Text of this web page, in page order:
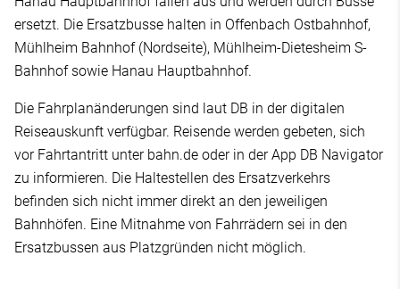
ersetzt. Die Ersatzbusse halten in Offenbach Ostbahnhof,
Mühlheim Bahnhof (Nordseite), Mühlheim-Dietesheim S-
Bahnhof sowie Hanau Hauptbahnhof.
Die Fahrplanänderungen sind laut DB in der digitalen
Reiseauskunft verfügbar. Reisende werden gebeten, sich
vor Fahrtantritt unter bahn.de oder in der App DB Navigator
zu informieren. Die Haltestellen des Ersatzverkehrs
befinden sich nicht immer direkt an den jeweiligen
Bahnhöfen. Eine Mitnahme von Fahrrädern sei in den
Ersatzbussen aus Platzgründen nicht möglich.